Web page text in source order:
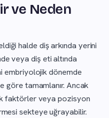
ve Neden
halde diş arkında yerini
veya diş eti altında
embriyolojik dönemde
tamamlanır. Ancak
faktörler veya pozisyon
sekteye uğrayabilir.